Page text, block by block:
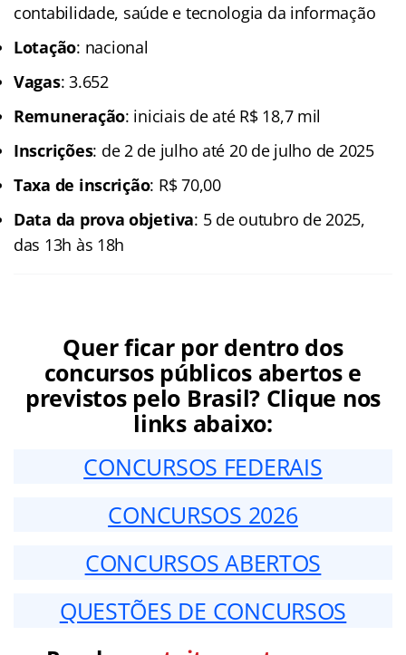
contabilidade, saúde e tecnologia da informação
Lotação: nacional
Vagas: 3.652
Remuneração: iniciais de até R$ 18,7 mil
Inscrições: de 2 de julho até 20 de julho de 2025
Taxa de inscrição: R$ 70,00
Data da prova objetiva: 5 de outubro de 2025,
das 13h às 18h
Quer ficar por dentro dos
concursos públicos abertos e
previstos pelo Brasil? Clique nos
links abaixo:
CONCURSOS FEDERAIS
CONCURSOS 2026
CONCURSOS ABERTOS
QUESTÕES DE CONCURSOS